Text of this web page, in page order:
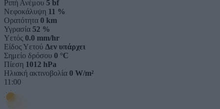
Ριπή Ανέμου 5 bf
Νεφοκάλυψη 11 %
Ορατότητα 0 km
Υγρασία 52 %
Υετός 0.0 mm/hr
Είδος Υετού Δεν υπάρχει
Σημείο δρόσου 0 °C
Πίεση 1012 hPa
Ηλιακή ακτινοβολία 0 W/m²
11:00